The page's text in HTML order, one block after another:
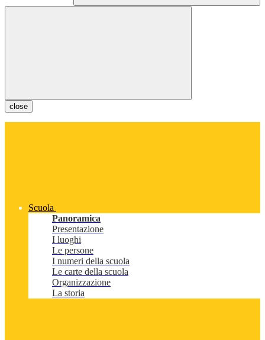
close
Scuola
Panoramica
Presentazione
I luoghi
Le persone
I numeri della scuola
Le carte della scuola
Organizzazione
La storia